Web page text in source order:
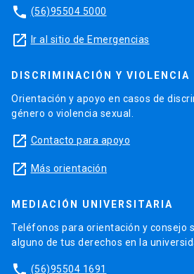
phone (56)95504 5000
launch Ir al sitio de Emergencias
DISCRIMINACIÓN Y VIOLENCIA
Orientación y apoyo en casos de
género o violencia sexual.
launch Contacto para apoyo
launch Más orientación
MEDIACIÓN UNIVERSITARIA
Teléfonos para orientación y consejo
alguno de tus derechos en la
phone (56)95504 1691